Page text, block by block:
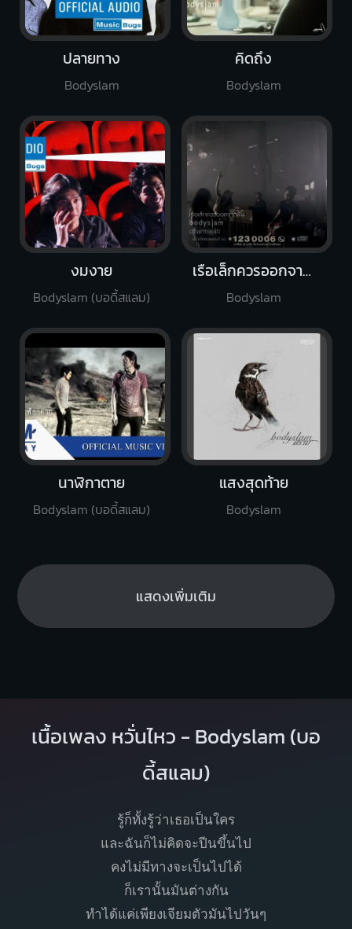
งมงาย
Bodyslam (บอดี้สแลม)
ปลายทาง
Bodyslam
แสงสุดท้าย
Bodyslam
เรือเล็กควรออกจากฝั่ง
Bodyslam
คิดถึง
Bodyslam
นาฬิกาตาย
Bodyslam (บอดี้สแลม)
แสดงเพิ่มเติม
เนื้อเพลง หวั่นไหว - Bodyslam (บอ
ดี้สแลม)
รู้ก็ทั้งรู้ว่าเธอเป็นใคร
และฉันก็ไม่คิดจะปีนขึ้นไป
คงไม่มีทางจะเป็นไปได้
ก็เรานั้นมันต่างกัน
ทำได้แค่เพียงเจียมตัวมันไปวันๆ